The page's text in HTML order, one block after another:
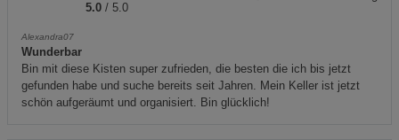
5.0 / 5.0
Alexandra07
Wunderbar
Bin mit diese Kisten super zufrieden, die besten die ich bis jetzt
gefunden habe und suche bereits seit Jahren. Mein Keller ist jetzt
schön aufgeräumt und organisiert. Bin glücklich!